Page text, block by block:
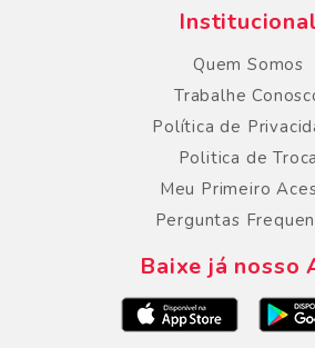
Institucional
Quem Somos
Trabalhe
Política de
Politica de Troca
Meu Primeiro
Perguntas
Baixe já nosso